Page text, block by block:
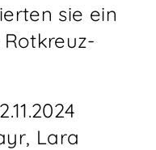
sie ein
Lara